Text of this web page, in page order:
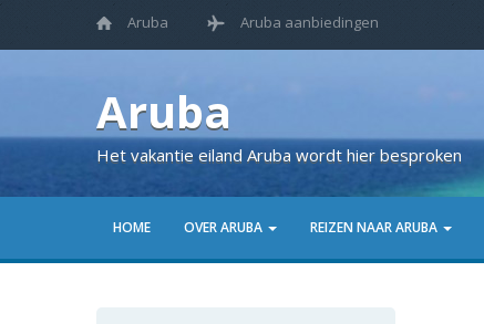
Aruba Aruba aanbiedingen
Aruba
Het vakantie eiland Aruba wordt hier besproken
HOME OVER ARUBA REIZEN NAAR ARUBA